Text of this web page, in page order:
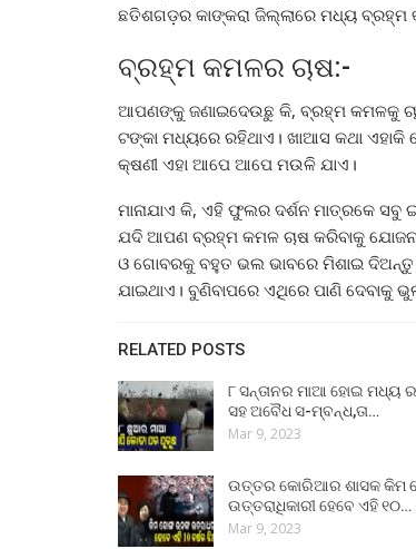
ଛତିଶଗଡ଼ର କାଙ୍କରା ଜିଲ୍ଲାରେ ମଧ୍ୟ ବ୍ରହ୍ମ
ବ୍ରହ୍ମ କମଳର ଚାଷ:-
ଆପଣଙ୍କୁ ଜଣାଇଦେଉଛୁ କି, ବ୍ରହ୍ମ କମଳକୁ
ଟଙ୍କା ମଧ୍ୟରେ ରହିଥାଏ। ଖାଆସ କଥା
କ୍ଷଣୀ ଏହା ଆପେ ଆପେ ମଉଳି ଯାଏ।
ମାନାଯାଏ କି, ଏହି ଫୁଲର ଦର୍ଶନ ମାତ୍ରକେ
ଯଦି ଆପଣ ବ୍ରହ୍ମ କମଳ ଚାଷ କରିବାକୁ ଯୋଜନା
ଓ ଗୋବରକୁ ବହୁତ ଭଲ ଭାବରେ ମିଶାଇ
ଯାଇଥାଏ। ବୁଣିବାପରେ ଏଥିରେ ପାଣି ଦେବାକୁ
RELATED POSTS
୮ ସନ୍ତାନର ମାଆ ହୋଇ ମଧ୍ୟ
ସହ ଅବୈଧ ସ-ମ୍ବନ୍ଧ,ତା…
Mar 9, 2023
ଉତ୍ତର କୋରିଆର ଶାସକ କିମ
ଉତ୍ତରାଧିକାରୀ ହେବେ ଏହି ୧୦…
Mar 9, 2023